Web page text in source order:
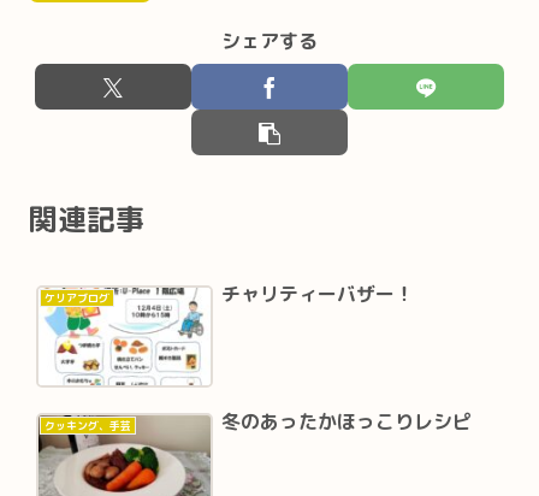
シェアする
関連記事
ケリアブログ チャリティーバザー！
クッキング、手芸 冬のあったかほっこりレシピ